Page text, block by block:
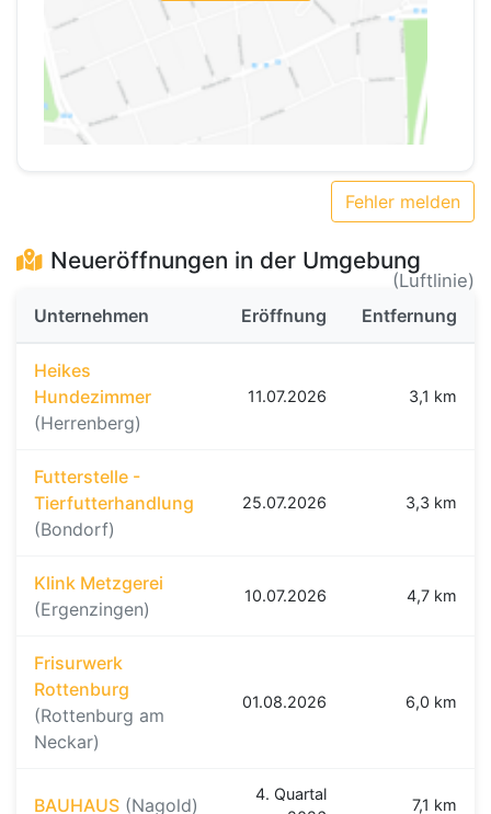
Fehler melden
Neueröffnungen in der Umgebung
(Luftlinie)
Unternehmen
Eröffnung Entfernung
Heikes
Hundezimmer
(Herrenberg)
11.07.2026 3,1 km
Futterstelle -
Tierfutterhandlung
(Bondorf)
25.07.2026 3,3 km
Klink Metzgerei
(Ergenzingen)
10.07.2026 4,7 km
Frisurwerk
Rottenburg
(Rottenburg am
Neckar)
01.08.2026 6,0 km
BAUHAUS (Nagold)
4. Quartal
7,1 km